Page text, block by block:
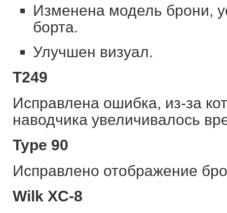
Изменена модель брони,
борта.
Улучшен визуал.
Т249
Исправлена ошибка, из-за
наводчика увеличивалось
Type 90
Исправлено отображение
Wilk XC-8